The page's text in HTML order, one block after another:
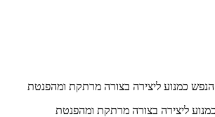
כמנוע ליצירה בצורה מרתקת ומהפנטת
ליצירה בצורה מרתקת ומהפנטת